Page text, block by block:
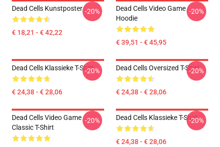
Dead Cells Kunstposter
€ 18,21 - € 42,22
-20%
Dead Cells Video Game
Hoodie
€ 39,51 - € 45,95
-20%
Dead Cells Klassieke T-Shirt
€ 24,38 - € 28,06
-20% Dead Cells Oversized T-Shirt
€ 24,38 - € 28,06
-20%
Dead Cells Video Game
Classic T-Shirt
-20% Dead Cells Klassieke T-Shirt
€ 24,38 - € 28,06
-20%